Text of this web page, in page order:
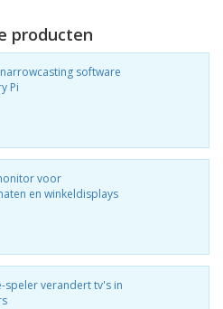
producten
software
Pi
voor
en winkeldisplays
speler verandert tv's in